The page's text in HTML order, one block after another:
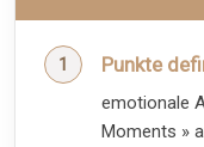
Punkte
emotionale
Moments »